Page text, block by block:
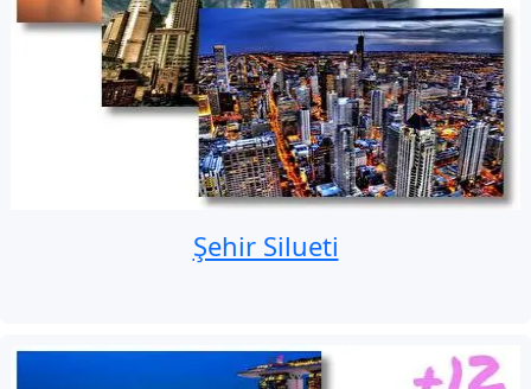
Şehir Silueti